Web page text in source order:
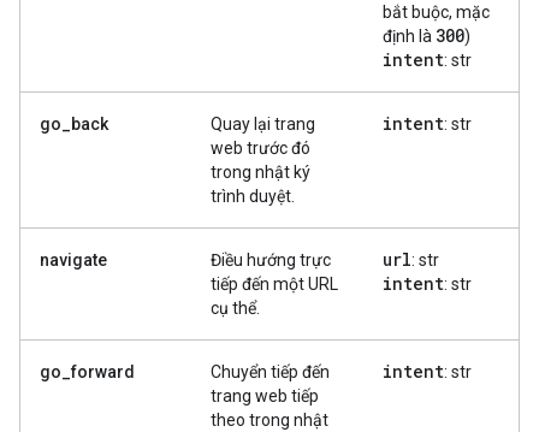
bắt buộc, mặc
định là 300)
intent: str
go_back
Quay lại trang
web trước đó
trong nhật ký
trình duyệt.
intent: str
navigate
Điều hướng trực
tiếp đến một URL
cụ thể.
url: str
intent: str
go_forward
Chuyển tiếp đến
trang web tiếp
theo trong nhật
intent: str